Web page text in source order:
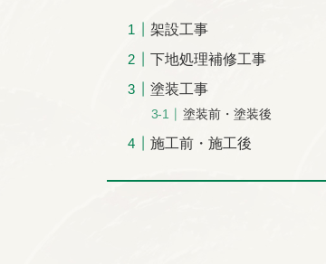
架設工事
下地処理補修工事
塗装工事
塗装前・塗装後
施工前・施工後